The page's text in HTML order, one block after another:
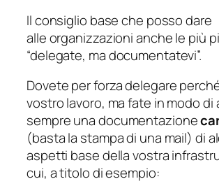
Il consiglio base che posso dare
alle organizzazioni anche le più
“delegate, ma documentatevi”.
Dovete per forza delegare perché
vostro lavoro, ma fate in modo di
sempre una documentazione
(basta la stampa di una mail) di
aspetti base della vostra
cui, a titolo di esempio: